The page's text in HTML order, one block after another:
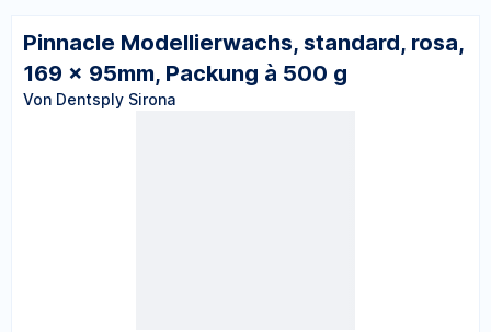
Pinnacle Modellierwachs, standard, rosa,
169 x 95mm, Packung à 500 g
Von Dentsply Sirona